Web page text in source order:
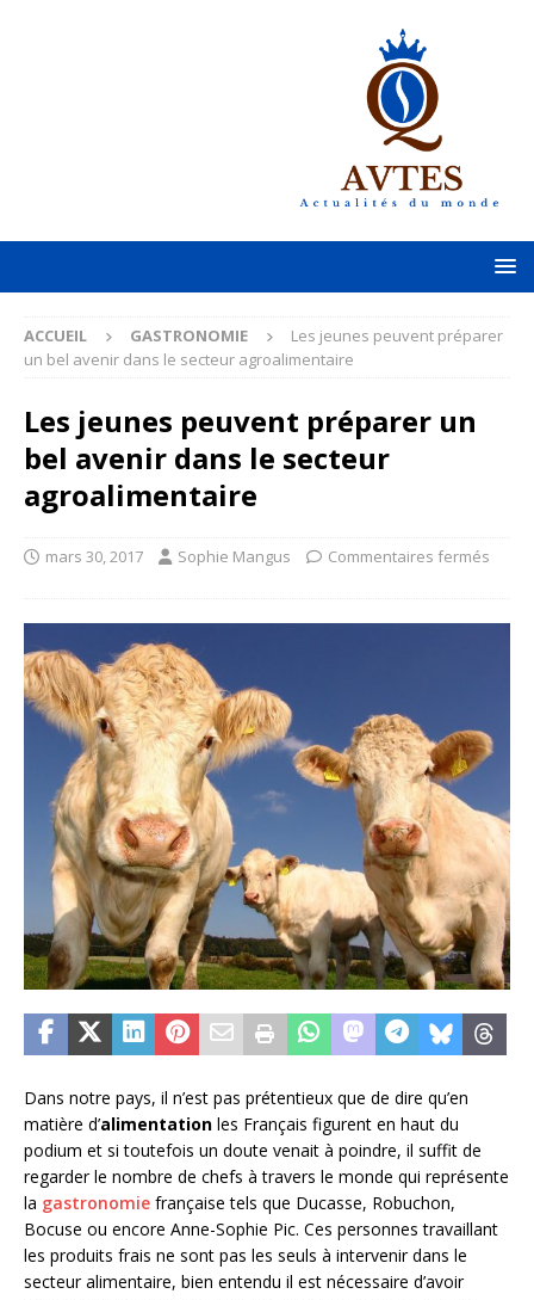
ACCUEIL GASTRONOMIE
Les jeunes peuvent préparer
un bel avenir dans le secteur agroalimentaire
Les jeunes peuvent préparer un
bel avenir dans le secteur
agroalimentaire
mars 30, 2017 Sophie Mangus Commentaires fermés
Dans notre pays, il n’est pas prétentieux que de dire qu’en
matière d’alimentation les Français figurent en haut du
podium et si toutefois un doute venait à poindre, il suffit de
regarder le nombre de chefs à travers le monde qui représente
la gastronomie française tels que Ducasse, Robuchon,
Bocuse ou encore Anne-Sophie Pic. Ces personnes travaillant
les produits frais ne sont pas les seuls à intervenir dans le
secteur alimentaire, bien entendu il est nécessaire d’avoir